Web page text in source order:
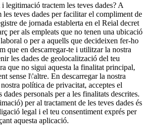
legitimació tractem les teves dades? A
teves dades per facilitar el compliment de
de jornada establerta en el Reial decret
per als empleats que no tenen una ubicació
o per a aquells que decideixen fer-ho
que en descarregar-te i utilitzar la nostra
les dades de geolocalització del teu
que no sigui aquesta la finalitat principal,
sense l\'altre. En descarregar la nostra
política de privacitat, acceptes el
dades personals per a les finalitats descrites.
per al tractament de les teves dades és
legal i el teu consentiment exprés per
aquesta aplicació.